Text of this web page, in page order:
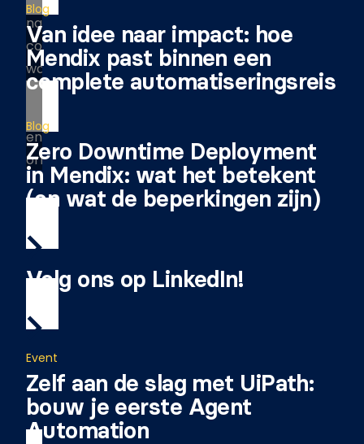
Blog
Van idee naar impact: hoe
Mendix past binnen een
complete automatiseringsreis
Blog
Zero Downtime Deployment
in Mendix: wat het betekent
(en wat de beperkingen zijn)
Volg ons op LinkedIn!
Event
Zelf aan de slag met UiPath:
bouw je eerste Agent
Automation